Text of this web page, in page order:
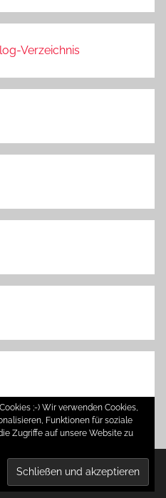
von ThemeZee.
;-) Wir verwenden Cookies,
Funktionen für soziale
Zugriffe auf unsere Website zu